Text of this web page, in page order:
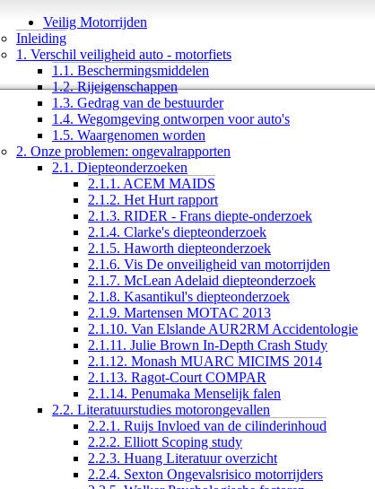
Veilig Motorrijden
Inleiding
1. Verschil veiligheid auto - motorfiets
1.1. Beschermingsmiddelen
1.2. Rijeigenschappen
1.3. Gedrag van de bestuurder
1.4. Wegomgeving ontworpen voor auto's
1.5. Waargenomen worden
2. Onze problemen: ongevalrapporten
2.1. Diepteonderzoeken
2.1.1. ACEM MAIDS
2.1.2. Het Hurt rapport
2.1.3. RIDER - Frans diepte-onderzoek
2.1.4. Clarke's diepteonderzoek
2.1.5. Haworth diepteonderzoek
2.1.6. Vis De onveiligheid van motorrijden
2.1.7. McLean Adelaid diepteonderzoek
2.1.8. Kasantikul's diepteonderzoek
2.1.9. Martensen MOTAC 2013
2.1.10. Van Elslande AUR2RM Accidentologie
2.1.11. Julie Brown In-Depth Crash Study
2.1.12. Monash MUARC MICIMS 2014
2.1.13. Ragot-Court COMPAR
2.1.14. Penumaka Menselijk falen
2.2. Literatuurstudies motorongevallen
2.2.1. Ruijs Invloed van de cilinderinhoud
2.2.2. Elliott Scoping study
2.2.3. Huang Literatuur overzicht
2.2.4. Sexton Ongevalsrisico motorrijders